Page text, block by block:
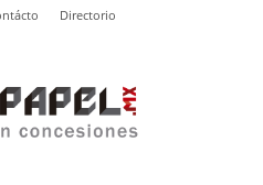
Directorio